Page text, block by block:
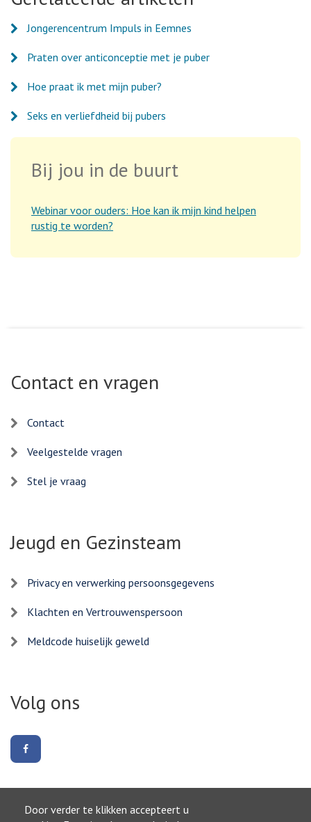
Door verder te klikken accepteert u
Jongerencentrum Impuls in Eemnes
Praten over anticonceptie met je puber
Hoe praat ik met mijn puber?
Seks en verliefdheid bij pubers
Bij jou in de buurt
Webinar voor ouders: Hoe kan ik mijn kind helpen
rustig te worden?
Contact en vragen
Contact
Veelgestelde vragen
Stel je vraag
Jeugd en Gezinsteam
Privacy en verwerking persoonsgegevens
Klachten en Vertrouwenspersoon
Meldcode huiselijk geweld
Volg ons
ons